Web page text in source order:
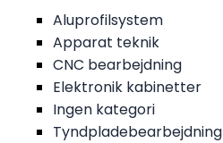
Aluprofilsystem
Apparat teknik
CNC bearbejdning
Elektronik kabinetter
Ingen kategori
Tyndpladebearbejdning